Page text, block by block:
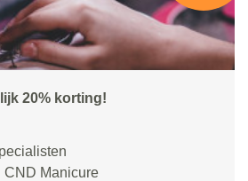
20% korting!
CND Manicure